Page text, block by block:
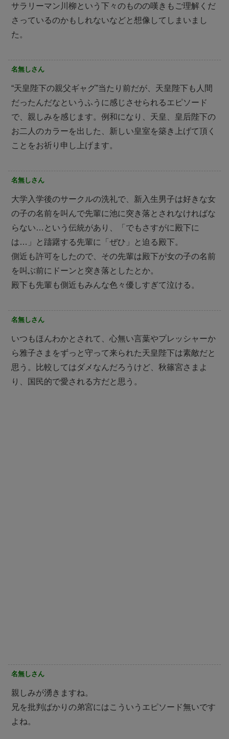
サラリーマン川柳という下々のものの嘆きもご理解くだ
さっているのかもしれないなどと想像してしまいまし
た。
名無しさん
“天皇陛下の親父ギャグ”当たり前だが、天皇陛下も人間
だったんだなというふうに感じさせられるエピソード
で、親しみを感じます。例和になり、天皇、皇后陛下の
お二人のカラーを出した、新しい皇室を築き上げて頂く
ことをお祈り申し上げます。
名無しさん
大学入学後のサークルの洗礼で、新入生男子は好きな女
の子の名前を叫んで先輩に池に突き落とされなければな
らない…という伝統があり、「でもさすがに殿下に
は…」と躊躇する先輩に「ぜひ」と迫る殿下。
側近も許可をしたので、その先輩は殿下が女の子の名前
を叫ぶ前にドーンと突き落としたとか。
殿下も先輩も側近もみんな色々優しすぎて泣ける。
名無しさん
いつもほんわかとされて、心無い言葉やプレッシャーか
ら雅子さまをずっと守って来られた天皇陛下は素敵だと
思う。比較してはダメなんだろうけど、秋篠宮さまよ
り、国民的で愛される方だと思う。
名無しさん
親しみが湧きますね。
兄を批判ばかりの弟宮にはこういうエピソード無いです
よね。